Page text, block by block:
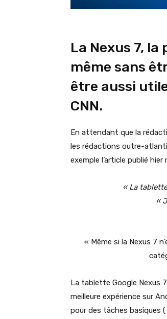
La Nexus 7,
même sans
être aussi
CNN.
En attendant que la
les rédactions outre-
exemple l’article publié hier
« La
«
« Même si la Nexus 7
La tablette Google Nexus
meilleure expérience sur
pour des tâches basiques